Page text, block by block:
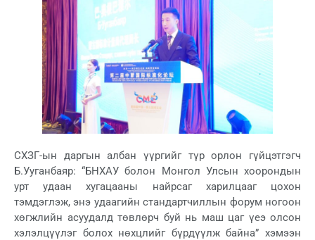
СХЗГ-ын даргын албан үүргийг түр орлон гүйцэтгэгч
Б.Ууганбаяр: “БНХАУ болон Монгол Улсын хоорондын
урт удаан хугацааны найрсаг харилцааг цохон
тэмдэглэж, энэ удаагийн стандартчиллын форум ногоон
хөгжлийн асуудалд төвлөрч буй нь маш цаг үеэ олсон
хэлэлцүүлэг болох нөхцлийг бүрдүүлж байна” хэмээн